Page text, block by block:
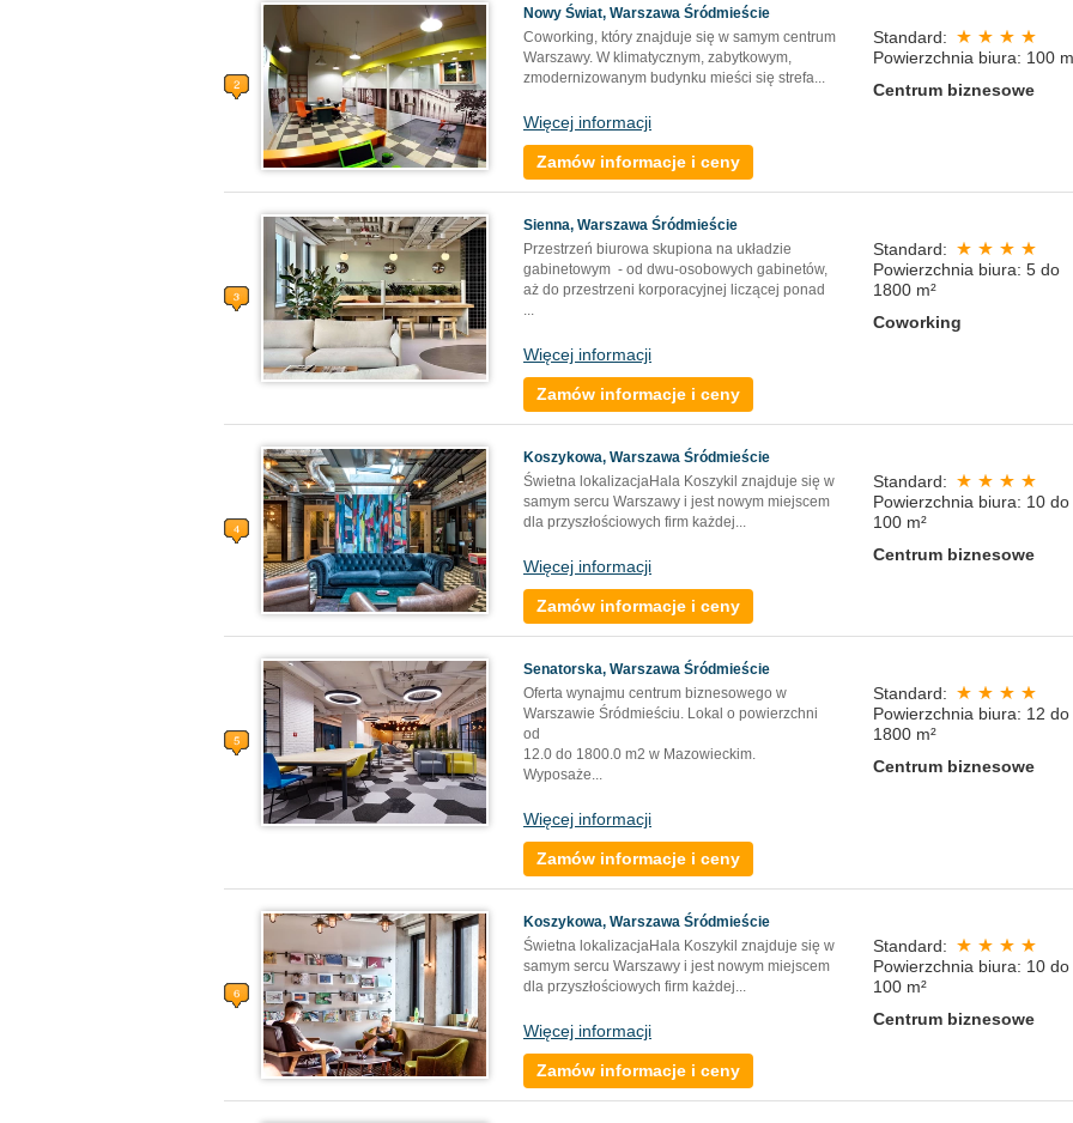
Nowy Świat, Warszawa Śródmieście
Coworking, który znajduje się w samym centrum
Warszawy. W klimatycznym, zabytkowym,
zmodernizowanym budynku mieści się strefa...
Więcej informacji
Zamów informacje i ceny
Standard:
Powierzchnia biura: 100
Centrum biznesowe
Sienna, Warszawa Śródmieście
Przestrzeń biurowa skupiona na układzie
gabinetowym - od dwu-osobowych gabinetów,
aż do przestrzeni korporacyjnej liczącej ponad
...
Więcej informacji
Zamów informacje i ceny
Standard:
Powierzchnia biura: 5 do
1800 m²
Coworking
Koszykowa, Warszawa Śródmieście
Świetna lokalizacjaHala Koszykil znajduje się w
samym sercu Warszawy i jest nowym miejscem
dla przyszłościowych firm każdej...
Więcej informacji
Zamów informacje i ceny
Standard:
Powierzchnia biura: 10 do
100 m²
Centrum biznesowe
Senatorska, Warszawa Śródmieście
Oferta wynajmu centrum biznesowego w
Warszawie Śródmieściu. Lokal o powierzchni
od
12.0 do 1800.0 m2 w Mazowieckim.
Wyposaże...
Więcej informacji
Zamów informacje i ceny
Standard:
Powierzchnia biura: 12 do
1800 m²
Centrum biznesowe
Koszykowa, Warszawa Śródmieście
Świetna lokalizacjaHala Koszykil znajduje się w
samym sercu Warszawy i jest nowym miejscem
dla przyszłościowych firm każdej...
Więcej informacji
Zamów informacje i ceny
Standard:
Powierzchnia biura: 10 do
100 m²
Centrum biznesowe